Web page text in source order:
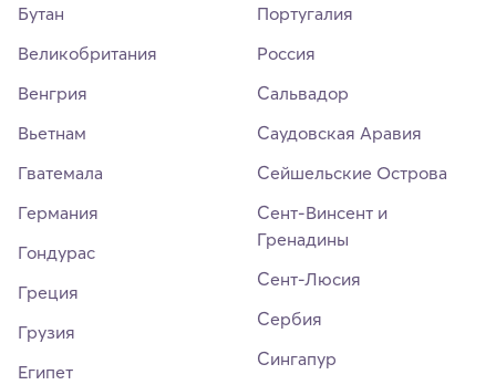
Бутан
Великобритания
Венгрия
Вьетнам
Гватемала
Германия
Гондурас
Греция
Грузия
Египет
Португалия
Россия
Сальвадор
Саудовская Аравия
Сейшельские Острова
Сент-Винсент и
Гренадины
Сент-Люсия
Сербия
Сингапур